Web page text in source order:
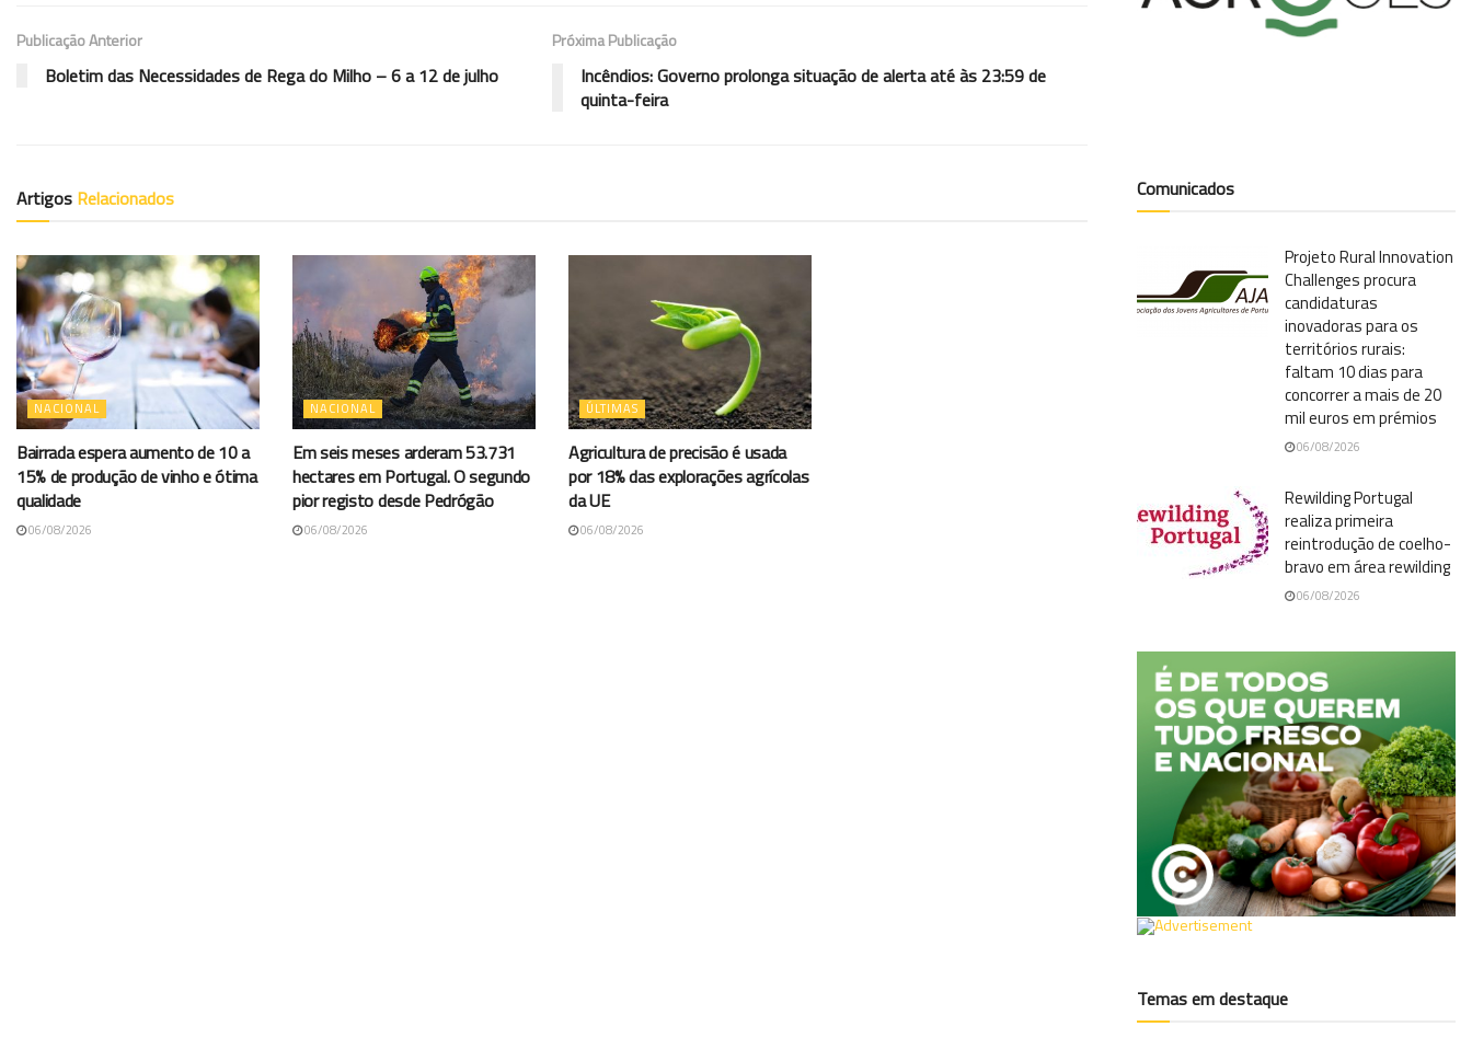
Publicação Anterior
Boletim das Necessidades de Rega do Milho – 6 a 12 de julho
Próxima Publicação
Incêndios: Governo prolonga situação de alerta até às 23:59 de
quinta-feira
Artigos Relacionados
NACIONAL
Bairrada espera aumento de 10 a
15% de produção de vinho e ótima
qualidade
06/08/2026
NACIONAL
Em seis meses arderam 53.731
hectares em Portugal. O segundo
pior registo desde Pedrógão
06/08/2026
ÚLTIMAS
Agricultura de precisão é usada
por 18% das explorações agrícolas
da UE
06/08/2026
Comunicados
Projeto Rural Innovation
Challenges procura
candidaturas
inovadoras para os
territórios rurais:
faltam 10 dias para
concorrer a mais de 20
mil euros em prémios
06/08/2026
Rewilding Portugal
realiza primeira
reintrodução de coelho-
bravo em área rewilding
06/08/2026
Temas em destaque